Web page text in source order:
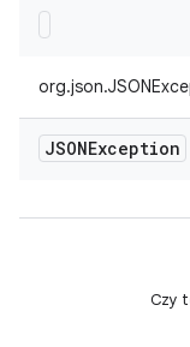
JSONException
Czy